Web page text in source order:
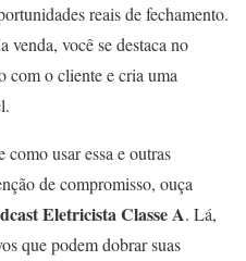
reais de fechamento.
venda, você se destaca no
com o cliente e cria uma
como usar essa e outras
de compromisso, ouça
Eletricista Classe A. Lá,
que podem dobrar suas